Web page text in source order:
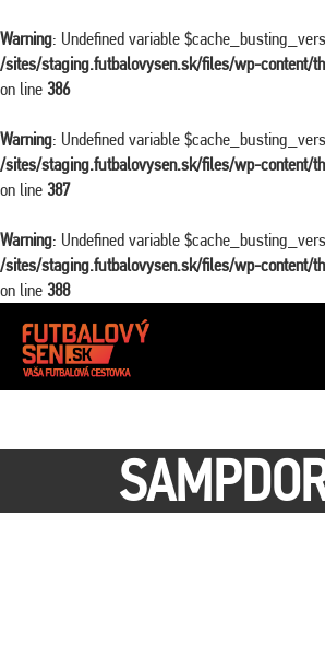
Warning: Undefined variable
/sites/staging.futbalovysen.sk/files/wp-content/
on line 386
Warning: Undefined variable
/sites/staging.futbalovysen.sk/files/wp-content/
on line 387
Warning: Undefined variable
/sites/staging.futbalovysen.sk/files/wp-content/
on line 388